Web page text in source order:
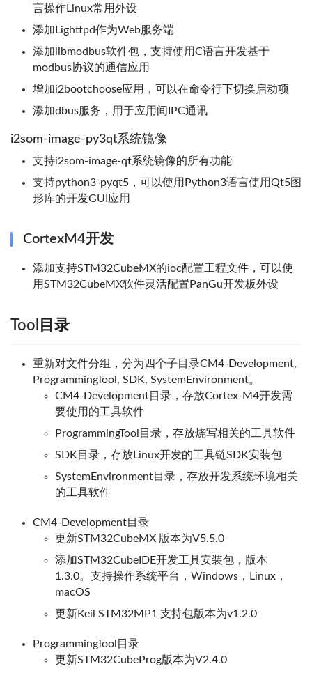
言操作Linux常用外设
添加Lighttpd作为Web服务端
添加libmodbus软件包，支持使用C语言开发基于
modbus协议的通信应用
增加i2bootchoose应用，可以在命令行下切换启动项
添加dbus服务，用于应用间IPC通讯
i2som-image-py3qt系统镜像
支持i2som-image-qt系统镜像的所有功能
支持python3-pyqt5，可以使用Python3语言使用Qt5图
形库的开发GUI应用
CortexM4开发
添加支持STM32CubeMX的ioc配置工程文件，可以使
用STM32CubeMX软件灵活配置PanGu开发板外设
Tool目录
重新对文件分组，分为四个子目录CM4-Development,
ProgrammingTool, SDK, SystemEnvironment。
CM4-Development目录，存放Cortex-M4开发需
要使用的工具软件
ProgrammingTool目录，存放烧写相关的工具软件
SDK目录，存放Linux开发的工具链SDK安装包
SystemEnvironment目录，存放开发系统环境相关
的工具软件
CM4-Development目录
更新STM32CubeMX 版本为V5.5.0
添加STM32CubeIDE开发工具安装包，版本
1.3.0。支持操作系统平台，Windows，Linux，
macOS
更新Keil STM32MP1 支持包版本为v1.2.0
ProgrammingTool目录
更新STM32CubeProg版本为V2.4.0